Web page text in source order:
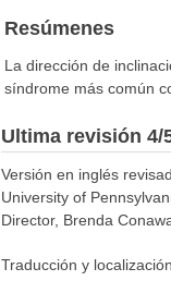
Resúmenes
La dirección de
síndrome más común
Ultima revisión 4/
Versión en inglés
University of
Director, Brenda
Traducción y